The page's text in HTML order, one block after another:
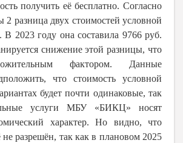
получить её бесплатно. Согласно
разница двух стоимостей условной
В 2023 году она составила 9766 руб.
снижение этой разницы, что
фактором. Данные
что стоимость условной
будет почти одинаковые, так
услуги МБУ «БИКЦ» носят
характер. Но видно, что
не разрешён, так как в плановом 2025